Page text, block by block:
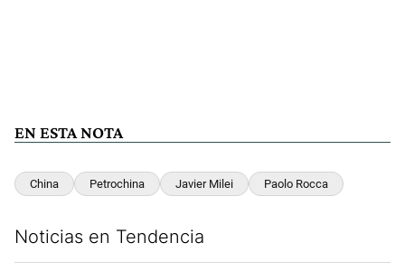
EN ESTA NOTA
China Petrochina Javier Milei Paolo Rocca
Noticias en Tendencia